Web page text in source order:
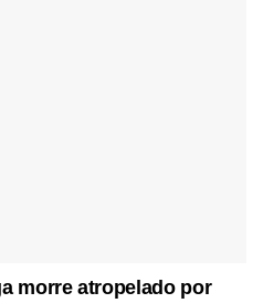
morre atropelado por